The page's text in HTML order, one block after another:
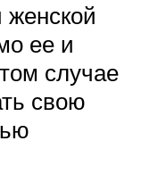
ее и
случае
свою